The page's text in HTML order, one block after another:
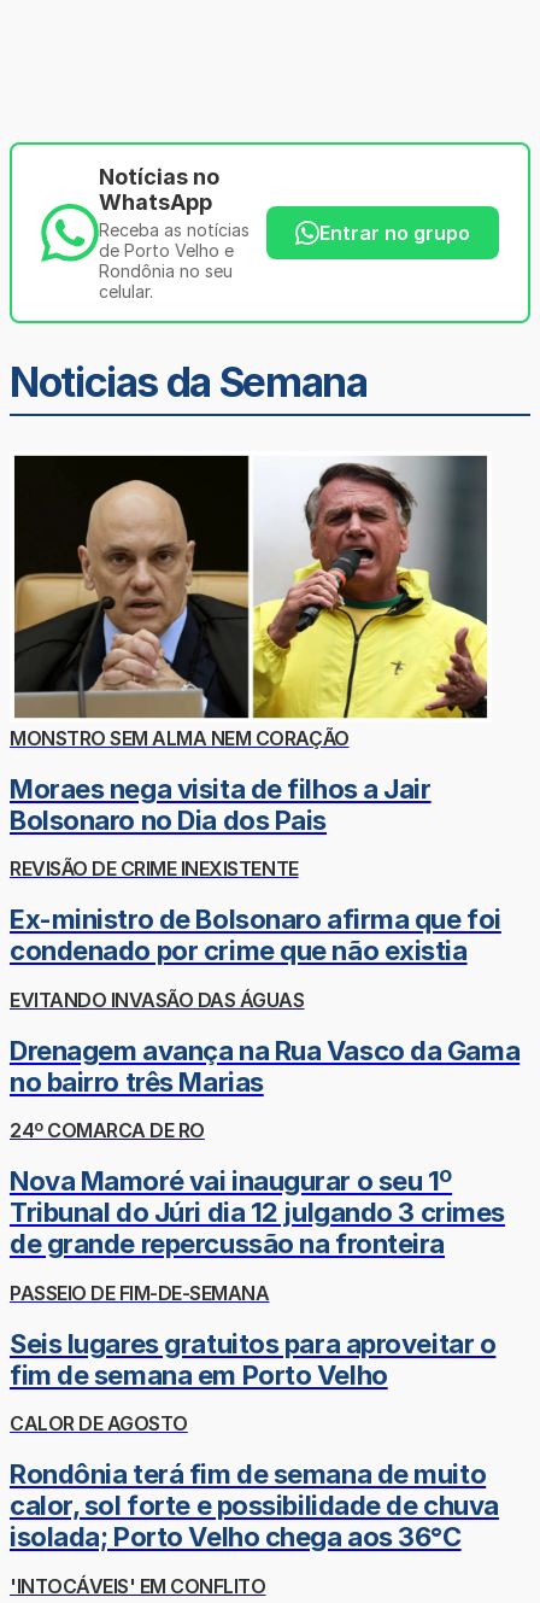
Notícias no
WhatsApp
Receba as notícias
de Porto Velho e
Rondônia no seu
celular.
Entrar no grupo
Noticias da Semana
MONSTRO SEM ALMA NEM CORAÇÃO
Moraes nega visita de filhos a Jair
Bolsonaro no Dia dos Pais
REVISÃO DE CRIME INEXISTENTE
Ex-ministro de Bolsonaro afirma que foi
condenado por crime que não existia
EVITANDO INVASÃO DAS ÁGUAS
Drenagem avança na Rua Vasco da Gama
no bairro três Marias
24º COMARCA DE RO
Nova Mamoré vai inaugurar o seu 1º
Tribunal do Júri dia 12 julgando 3 crimes
de grande repercussão na fronteira
PASSEIO DE FIM-DE-SEMANA
Seis lugares gratuitos para aproveitar o
fim de semana em Porto Velho
CALOR DE AGOSTO
Rondônia terá fim de semana de muito
calor, sol forte e possibilidade de chuva
isolada; Porto Velho chega aos 36°C
'INTOCÁVEIS' EM CONFLITO